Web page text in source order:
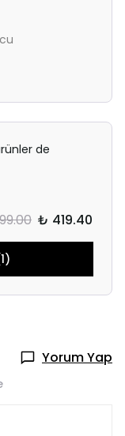
de
₺ 419.40
Yorum Yap